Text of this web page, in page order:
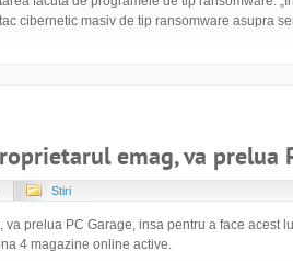
cibernetic masiv de tip ransomware asupra
emag, va prelua
Stiri
prelua PC Garage, insa pentru a face acest
4 magazine online active.